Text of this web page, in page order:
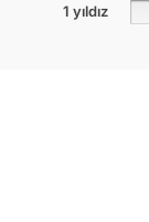
1 yıldız